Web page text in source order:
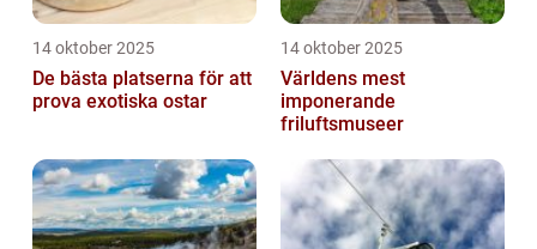
14 oktober 2025
De bästa platserna för att
prova exotiska ostar
14 oktober 2025
Världens mest
imponerande
friluftsmuseer